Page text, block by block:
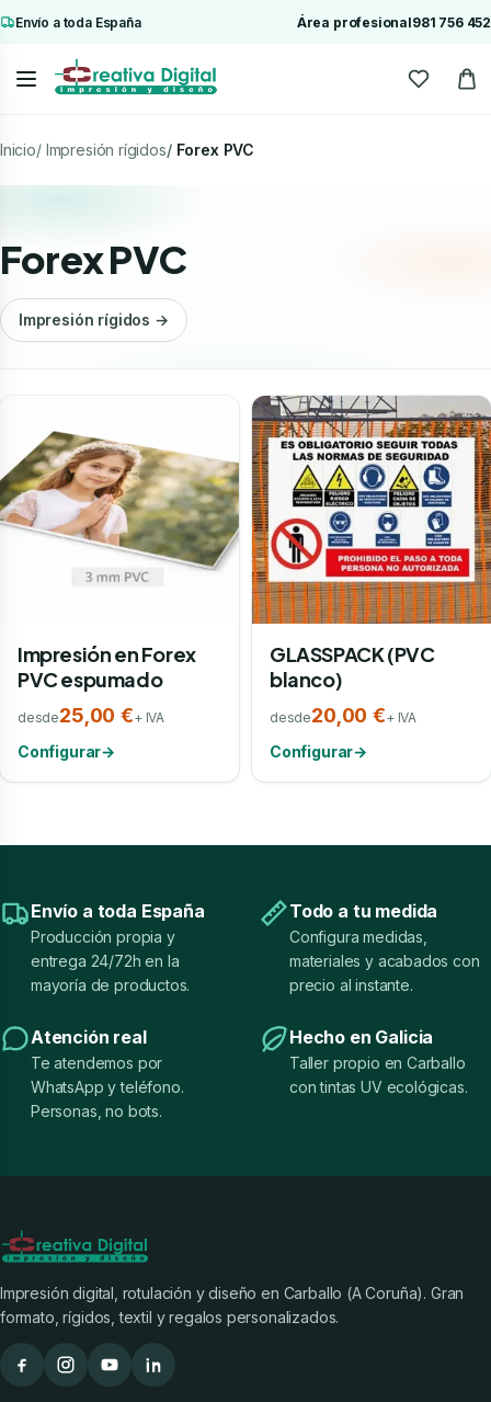
Envío a toda España Área profesional981 756 452
Inicio Impresión rígidos Forex PVC
Forex PVC
Impresión rígidos →
Impresión en Forex
PVC espumado
desde25,00 €+ IVA
Configurar→
GLASSPACK (PVC
blanco)
desde20,00 €+ IVA
Configurar→
Envío a toda España
Producción propia y
entrega 24/72h en la
mayoría de productos.
Todo a tu medida
Configura medidas,
materiales y acabados con
precio al instante.
Atención real
Te atendemos por
WhatsApp y teléfono.
Personas, no bots.
Hecho en Galicia
Taller propio en Carballo
con tintas UV ecológicas.
Impresión digital, rotulación y diseño en Carballo (A Coruña). Gran
formato, rígidos, textil y regalos personalizados.